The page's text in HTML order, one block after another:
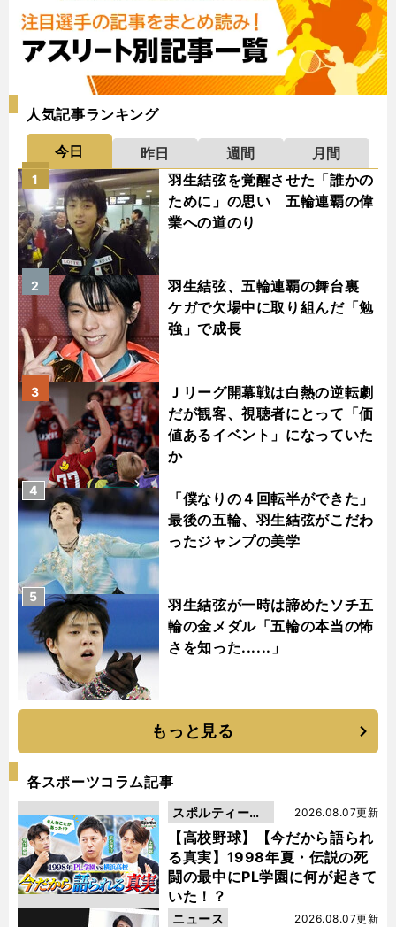
人気記事ランキング
今日 昨日 週間
月間
羽生結弦を覚醒させた「誰かの
ために」の思い 五輪連覇の偉
業への道のり
1
羽生結弦、五輪連覇の舞台裏
ケガで欠場中に取り組んだ「勉
強」で成長
2
Ｊリーグ開幕戦は白熱の逆転劇
だが観客、視聴者にとって「価
値あるイベント」になっていた
か
3
「僕なりの４回転半ができた」
最後の五輪、羽生結弦がこだわ
ったジャンプの美学
4
羽生結弦が一時は諦めたソチ五
輪の金メダル「五輪の本当の怖
さを知った......」
5
もっと見る
各スポーツコラム記事
【高校野球】【今だから語られ
る真実】1998年夏・伝説の死
闘の最中にPL学園に何が起きて
いた！？
2026.08.07更新
スポルティーバ
動画
2026.08.07更新
ニュース